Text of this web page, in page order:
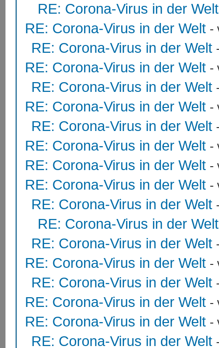
RE: Corona-Virus in der Welt
RE: Corona-Virus in der Welt -
RE: Corona-Virus in der Welt
RE: Corona-Virus in der Welt -
RE: Corona-Virus in der Welt
RE: Corona-Virus in der Welt -
RE: Corona-Virus in der Welt
RE: Corona-Virus in der Welt -
RE: Corona-Virus in der Welt -
RE: Corona-Virus in der Welt -
RE: Corona-Virus in der Welt
RE: Corona-Virus in der Welt
RE: Corona-Virus in der Welt
RE: Corona-Virus in der Welt -
RE: Corona-Virus in der Welt
RE: Corona-Virus in der Welt -
RE: Corona-Virus in der Welt -
RE: Corona-Virus in der Welt